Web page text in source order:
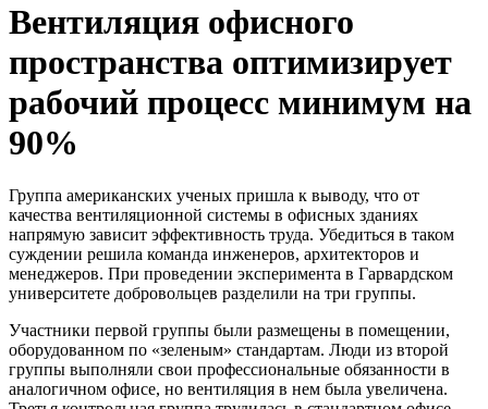
Вентиляция офисного
пространства оптимизирует
рабочий процесс минимум на
90%
Группа американских ученых пришла к выводу, что от
качества вентиляционной системы в офисных зданиях
напрямую зависит эффективность труда. Убедиться в таком
суждении решила команда инженеров, архитекторов и
менеджеров. При проведении эксперимента в Гарвардском
университете добровольцев разделили на три группы.
Участники первой группы были размещены в помещении,
оборудованном по «зеленым» стандартам. Люди из второй
группы выполняли свои профессиональные обязанности в
аналогичном офисе, но вентиляция в нем была увеличена.